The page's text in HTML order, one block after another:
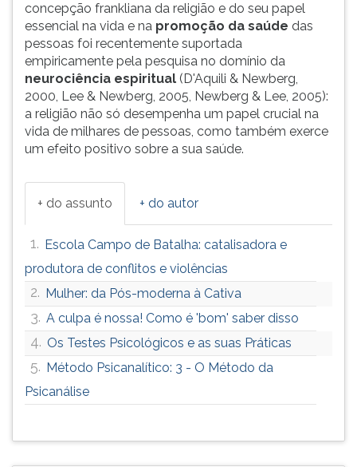
concepção frankliana da religião e do seu papel
essencial na vida e na promoção da saúde das
pessoas foi recentemente suportada
empiricamente pela pesquisa no domínio da
neurociência espiritual (D'Aquili & Newberg,
2000, Lee & Newberg, 2005, Newberg & Lee, 2005):
a religião não só desempenha um papel crucial na
vida de milhares de pessoas, como também exerce
um efeito positivo sobre a sua saúde.
+ do assunto + do autor
1. Escola Campo de Batalha: catalisadora e
produtora de conflitos e violências
2. Mulher: da Pós-moderna à Cativa
3. A culpa é nossa! Como é 'bom' saber disso
4. Os Testes Psicológicos e as suas Práticas
5. Método Psicanalítico: 3 - O Método da
Psicanálise